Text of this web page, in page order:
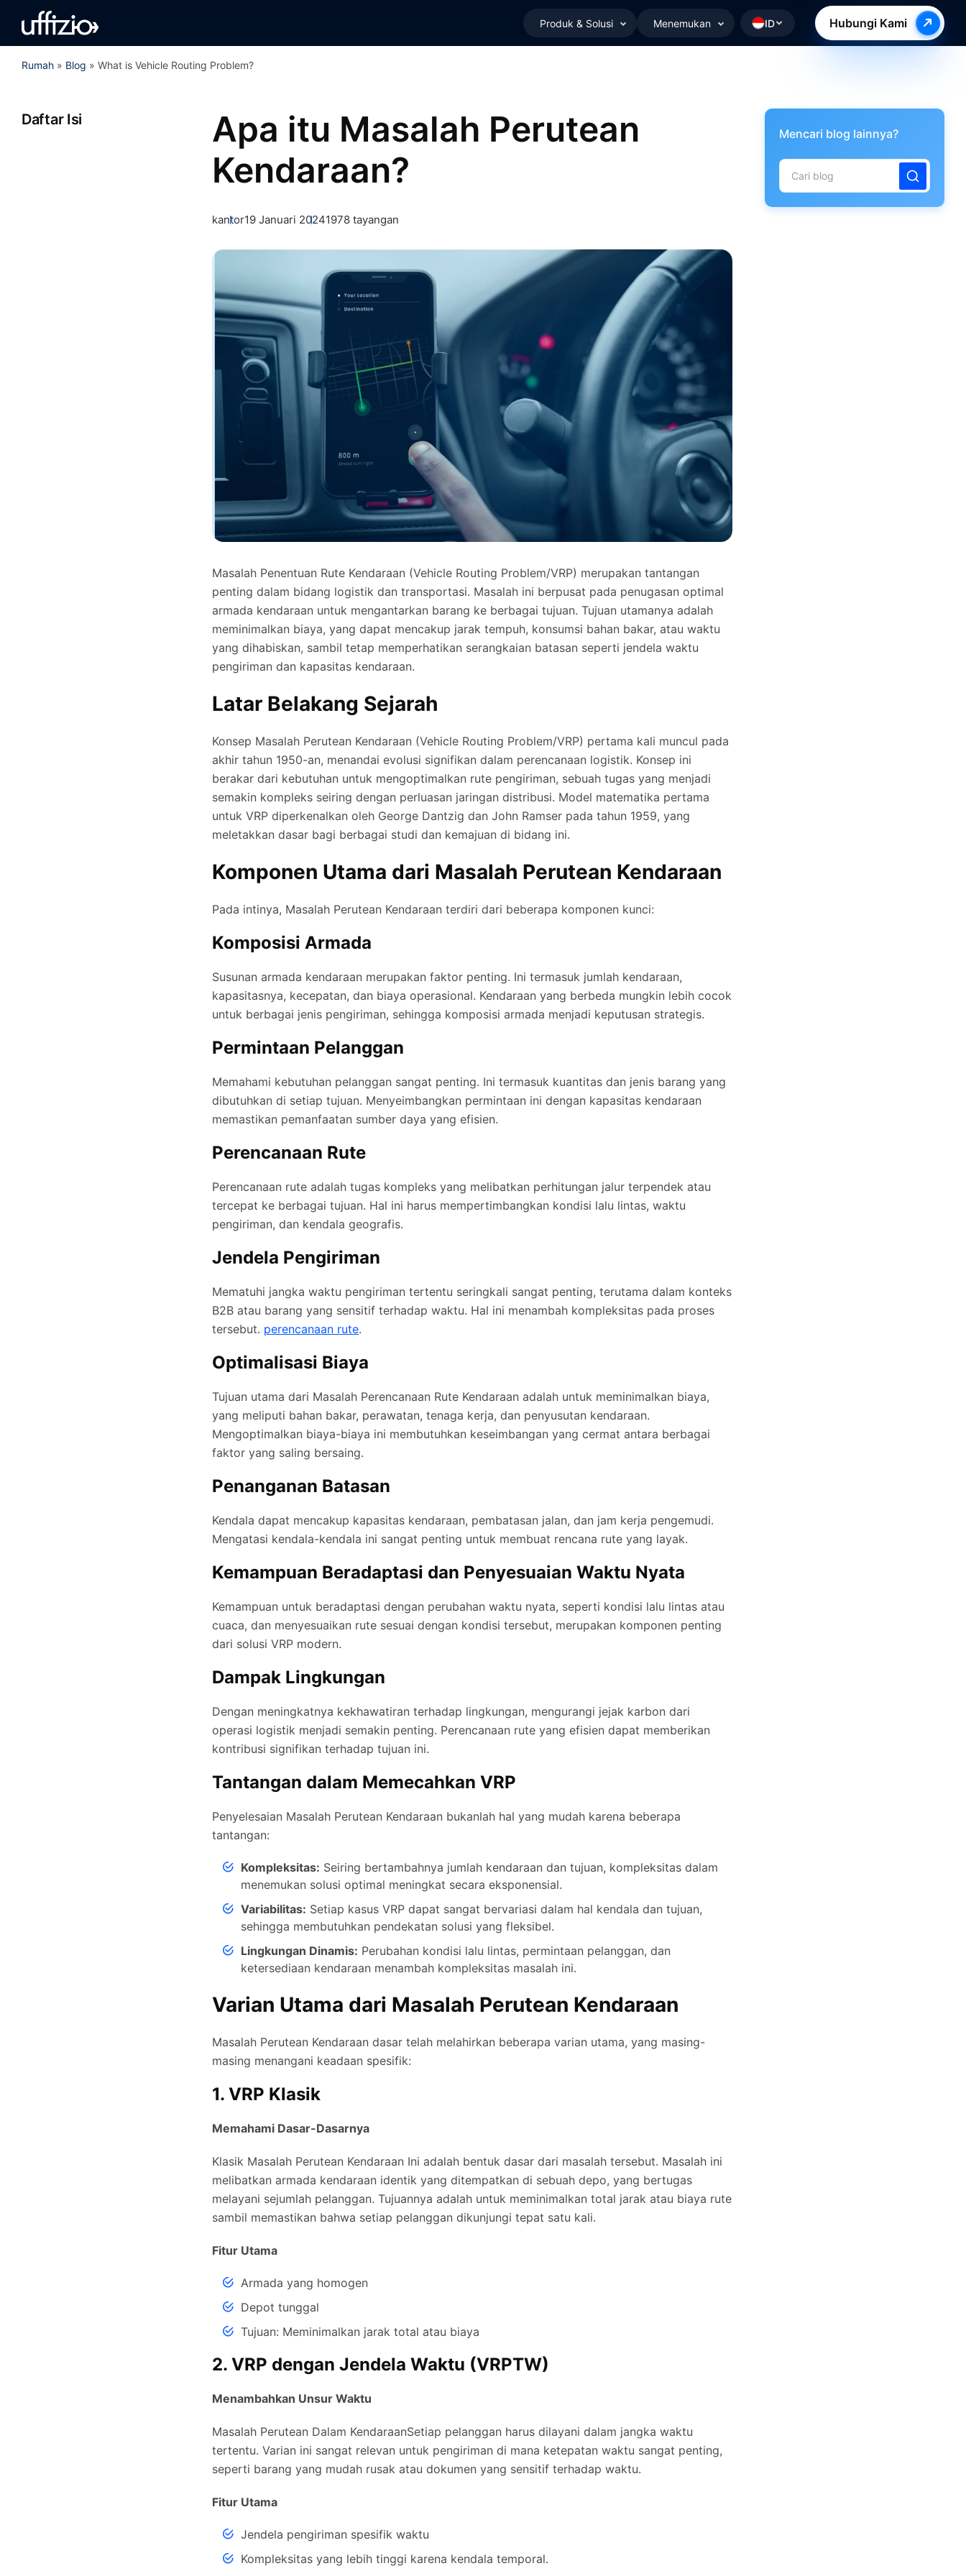
Produk & Solusi Menemukan ID Hubungi Kami
Rumah » Blog » What is Vehicle Routing Problem?
Daftar Isi
Apa itu Masalah Perutean
Kendaraan?
kantor19 Januari 20241978 tayangan
Masalah Penentuan Rute Kendaraan (Vehicle Routing Problem/VRP) merupakan tantangan
penting dalam bidang logistik dan transportasi. Masalah ini berpusat pada penugasan optimal
armada kendaraan untuk mengantarkan barang ke berbagai tujuan. Tujuan utamanya adalah
meminimalkan biaya, yang dapat mencakup jarak tempuh, konsumsi bahan bakar, atau waktu
yang dihabiskan, sambil tetap memperhatikan serangkaian batasan seperti jendela waktu
pengiriman dan kapasitas kendaraan.
Latar Belakang Sejarah
Konsep Masalah Perutean Kendaraan (Vehicle Routing Problem/VRP) pertama kali muncul pada
akhir tahun 1950-an, menandai evolusi signifikan dalam perencanaan logistik. Konsep ini
berakar dari kebutuhan untuk mengoptimalkan rute pengiriman, sebuah tugas yang menjadi
semakin kompleks seiring dengan perluasan jaringan distribusi. Model matematika pertama
untuk VRP diperkenalkan oleh George Dantzig dan John Ramser pada tahun 1959, yang
meletakkan dasar bagi berbagai studi dan kemajuan di bidang ini.
Komponen Utama dari Masalah Perutean Kendaraan
Pada intinya, Masalah Perutean Kendaraan terdiri dari beberapa komponen kunci:
Komposisi Armada
Susunan armada kendaraan merupakan faktor penting. Ini termasuk jumlah kendaraan,
kapasitasnya, kecepatan, dan biaya operasional. Kendaraan yang berbeda mungkin lebih cocok
untuk berbagai jenis pengiriman, sehingga komposisi armada menjadi keputusan strategis.
Permintaan Pelanggan
Memahami kebutuhan pelanggan sangat penting. Ini termasuk kuantitas dan jenis barang yang
dibutuhkan di setiap tujuan. Menyeimbangkan permintaan ini dengan kapasitas kendaraan
memastikan pemanfaatan sumber daya yang efisien.
Perencanaan Rute
Perencanaan rute adalah tugas kompleks yang melibatkan perhitungan jalur terpendek atau
tercepat ke berbagai tujuan. Hal ini harus mempertimbangkan kondisi lalu lintas, waktu
pengiriman, dan kendala geografis.
Jendela Pengiriman
Mematuhi jangka waktu pengiriman tertentu seringkali sangat penting, terutama dalam konteks
B2B atau barang yang sensitif terhadap waktu. Hal ini menambah kompleksitas pada proses
tersebut. perencanaan rute.
Optimalisasi Biaya
Tujuan utama dari Masalah Perencanaan Rute Kendaraan adalah untuk meminimalkan biaya,
yang meliputi bahan bakar, perawatan, tenaga kerja, dan penyusutan kendaraan.
Mengoptimalkan biaya-biaya ini membutuhkan keseimbangan yang cermat antara berbagai
faktor yang saling bersaing.
Penanganan Batasan
Kendala dapat mencakup kapasitas kendaraan, pembatasan jalan, dan jam kerja pengemudi.
Mengatasi kendala-kendala ini sangat penting untuk membuat rencana rute yang layak.
Kemampuan Beradaptasi dan Penyesuaian Waktu Nyata
Kemampuan untuk beradaptasi dengan perubahan waktu nyata, seperti kondisi lalu lintas atau
cuaca, dan menyesuaikan rute sesuai dengan kondisi tersebut, merupakan komponen penting
dari solusi VRP modern.
Dampak Lingkungan
Dengan meningkatnya kekhawatiran terhadap lingkungan, mengurangi jejak karbon dari
operasi logistik menjadi semakin penting. Perencanaan rute yang efisien dapat memberikan
kontribusi signifikan terhadap tujuan ini.
Tantangan dalam Memecahkan VRP
Penyelesaian Masalah Perutean Kendaraan bukanlah hal yang mudah karena beberapa
tantangan:
Kompleksitas: Seiring bertambahnya jumlah kendaraan dan tujuan, kompleksitas dalam
menemukan solusi optimal meningkat secara eksponensial.
Variabilitas: Setiap kasus VRP dapat sangat bervariasi dalam hal kendala dan tujuan,
sehingga membutuhkan pendekatan solusi yang fleksibel.
Lingkungan Dinamis: Perubahan kondisi lalu lintas, permintaan pelanggan, dan
ketersediaan kendaraan menambah kompleksitas masalah ini.
Varian Utama dari Masalah Perutean Kendaraan
Masalah Perutean Kendaraan dasar telah melahirkan beberapa varian utama, yang masing-
masing menangani keadaan spesifik:
1. VRP Klasik
Memahami Dasar-Dasarnya
Klasik Masalah Perutean Kendaraan Ini adalah bentuk dasar dari masalah tersebut. Masalah ini
melibatkan armada kendaraan identik yang ditempatkan di sebuah depo, yang bertugas
melayani sejumlah pelanggan. Tujuannya adalah untuk meminimalkan total jarak atau biaya rute
sambil memastikan bahwa setiap pelanggan dikunjungi tepat satu kali.
Fitur Utama
Armada yang homogen
Depot tunggal
Tujuan: Meminimalkan jarak total atau biaya
2. VRP dengan Jendela Waktu (VRPTW)
Menambahkan Unsur Waktu
Masalah Perutean Dalam KendaraanSetiap pelanggan harus dilayani dalam jangka waktu
tertentu. Varian ini sangat relevan untuk pengiriman di mana ketepatan waktu sangat penting,
seperti barang yang mudah rusak atau dokumen yang sensitif terhadap waktu.
Fitur Utama
Jendela pengiriman spesifik waktu
Kompleksitas yang lebih tinggi karena kendala temporal.
Mencari blog lainnya?